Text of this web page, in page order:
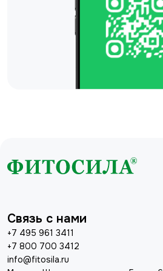
Связь с нами
+7 495 961 3411
+7 800 700 3412
info@fitosila.ru